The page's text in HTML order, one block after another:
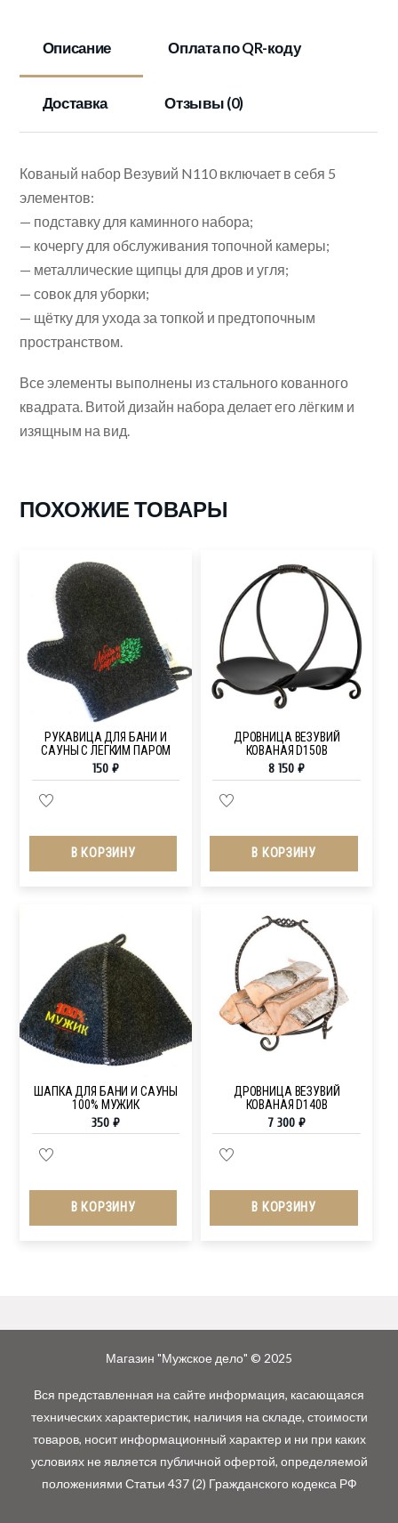
Описание Оплата по QR-коду
Доставка Отзывы (0)
Кованый набор Везувий N110 включает в себя 5
элементов:
— подставку для каминного набора;
— кочергу для обслуживания топочной камеры;
— металлические щипцы для дров и угля;
— совок для уборки;
— щётку для ухода за топкой и предтопочным
пространством.
Все элементы выполнены из стального кованного
квадрата. Витой дизайн набора делает его лёгким и
изящным на вид.
ПОХОЖИЕ ТОВАРЫ
РУКАВИЦА ДЛЯ БАНИ И
САУНЫ С ЛЕГКИМ ПАРОМ
150₽
В КОРЗИНУ
ДРОВНИЦА ВЕЗУВИЙ
КОВАНАЯ D150B
8 150₽
В КОРЗИНУ
ШАПКА ДЛЯ БАНИ И САУНЫ
100% МУЖИК
350₽
В КОРЗИНУ
ДРОВНИЦА ВЕЗУВИЙ
КОВАНАЯ D140B
7 300 ₽
В КОРЗИНУ
Магазин "Мужское дело" © 2025
Вся представленная на сайте информация, касающаяся
технических характеристик, наличия на складе, стоимости
товаров, носит информационный характер и ни при каких
условиях не является публичной офертой, определяемой
положениями Статьи 437 (2) Гражданского кодекса РФ